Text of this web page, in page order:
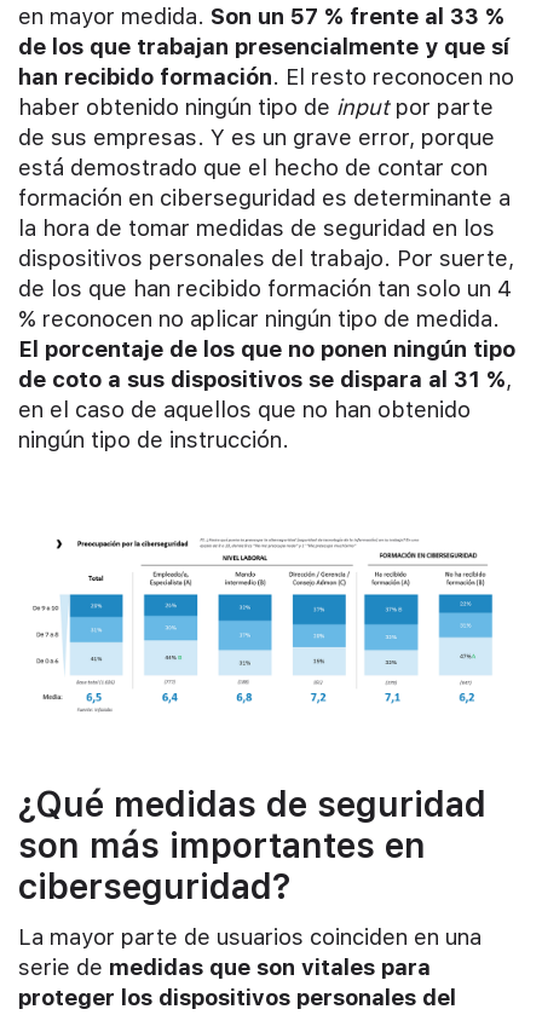
en mayor medida. Son un 57 % frente al 33 %
de los que trabajan presencialmente y que sí
han recibido formación. El resto reconocen no
haber obtenido ningún tipo de inputpor parte
de sus empresas. Y es un grave error, porque
está demostrado que el hecho de contar con
formación en ciberseguridad es determinante a
la hora de tomar medidas de seguridad en los
dispositivos personales del trabajo. Por suerte,
de los que han recibido formación tan solo un 4
% reconocen no aplicar ningún tipo de medida.
El porcentaje de los que no ponen ningún tipo
de coto a sus dispositivos se dispara al 31 %,
en el caso de aquellos que no han obtenido
ningún tipo de instrucción.
¿Qué medidas de seguridad
son más importantes en
ciberseguridad?
La mayor parte de usuarios coinciden en una
serie de medidas que son vitales para
proteger los dispositivos personales del